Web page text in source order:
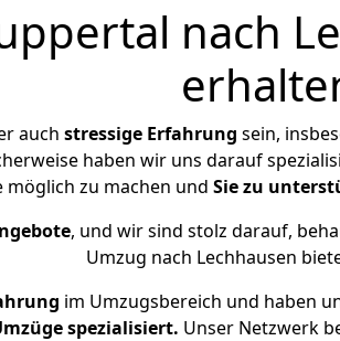
nach
auch stressige Erfahrung sein,
haben wir uns darauf
möglich zu machen und Sie zu
, und wir sind stolz darauf,
Umzug nach Lechhausen
im Umzugsbereich und haben
spezialisiert. Unser Netzwerk